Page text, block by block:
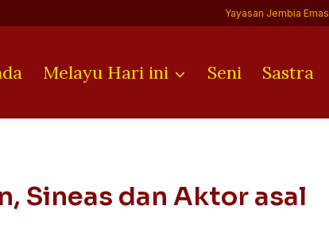
Yayasan Jembia Emas
Melayu Hari ini Seni Sastra
Sineas dan Aktor asal